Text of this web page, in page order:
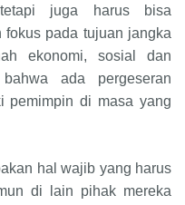
juga harus bisa
fokus pada tujuan jangka
ekonomi, sosial dan
ada pergeseran
pemimpin di masa yang
hal wajib yang harus
di lain pihak mereka